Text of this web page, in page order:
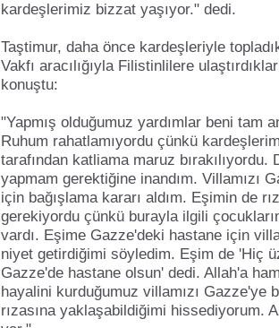
kardeşlerimiz bizzat yaşıyor." dedi.
Taştimur, daha önce kardeşleriyle
Vakfı aracılığıyla Filistinlilere
konuştu:
"Yapmış olduğumuz yardımlar beni tam
Ruhum rahatlamıyordu çünkü
tarafından katliama maruz bırakılıyordu.
yapmam gerektiğine inandım. Villamızı
için bağışlama kararı aldım. Eşimin de
gerekiyordu çünkü burayla ilgili
vardı. Eşime Gazze'deki hastane için
niyet getirdiğimi söyledim. Eşim de 'Hiç
Gazze'de hastane olsun' dedi. Allah'a
hayalini kurduğumuz villamızı Gazze'ye
rızasına yaklaşabildiğimi hissediyorum.